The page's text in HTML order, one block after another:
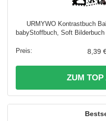
URMYWO Kontrastbuch
babyStoffbuch, Soft
8,39
ZUM